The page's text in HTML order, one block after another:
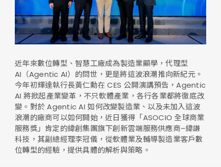
近年來數位轉型、智慧工廠成為製造業顯學，代理型
AI（Agentic AI）的問世，更是將這波浪潮推向新紀元。
今年初輝達執行長黃仁勳在 CES 公開演講預告，Agentic
AI 將掀起產業變革，不只軟體產業，各行各業都將徹底改
變。對於 Agentic AI 如何改變製造業、以及未加入這波
浪潮的廠商可以如何開始，近日獲得「ASOCIO 全球商業
服務獎」肯定的緯創集團旗下創新雲端服務供應商–緯謙
科技，其副總經理李冠儀，從軟體業及輔導製造業客戶數
位轉型的經驗，提供具體的解析與策略。